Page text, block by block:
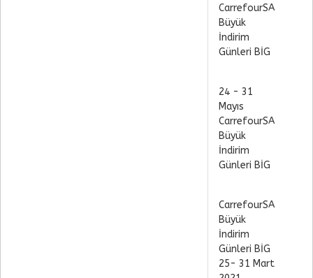
CarrefourSA
Büyük
İndirim
Günleri BİG
24 - 31
Mayıs
CarrefourSA
Büyük
İndirim
Günleri BİG
CarrefourSA
Büyük
İndirim
Günleri BİG
25- 31 Mart